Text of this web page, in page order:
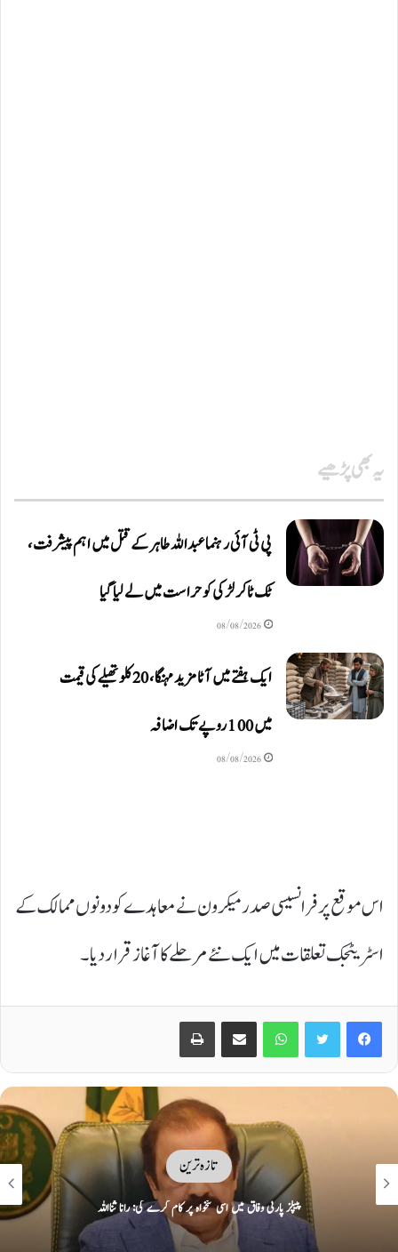
یہ بھی پڑھیے
پی ٹی آئی رہنما عبداللہ طاہر کے قتل میں اہم پیشرفت،
ٹک ٹاکر لڑکی کو حراست میں لے لیا گیا
08/08/2026
ایک ہفتے میں آٹا مزید مہنگا، 20 کلو تھیلے کی قیمت
میں 100 روپے تک اضافہ
08/08/2026
اس موقع پر فرانسیسی صدر میکرون نے معاہدے کو دونوں ممالک کے
اسٹریٹجک تعلقات میں ایک نئے مرحلے کا آغاز قرار دیا۔
Facebook
Twitter
WhatsApp
Share via Email
Print
تازہ ترین
ایران نے دورانِ جنگ تباہ کیے امریکی و اسرائیلی طیارے نمائش کیلئے پیش کر دیے